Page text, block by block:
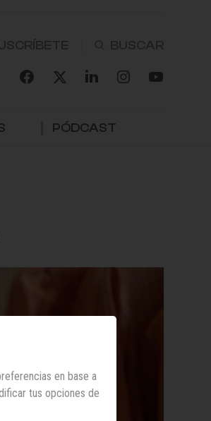
PÓDCAST
en base a
tus opciones de